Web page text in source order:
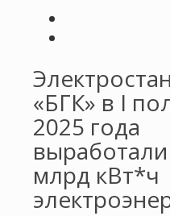
«БГК» в I
2025 года
млрд кВт*ч